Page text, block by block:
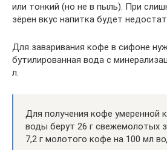
или тонкий (но не в пыль). При
зёрен вкус напитка будет
Для заваривания кофе в сифоне
бутилированная вода с
л.
Для получения кофе умеренной
воды берут 26 г свежемолотых
7,2 г молотого кофе на 100 мл